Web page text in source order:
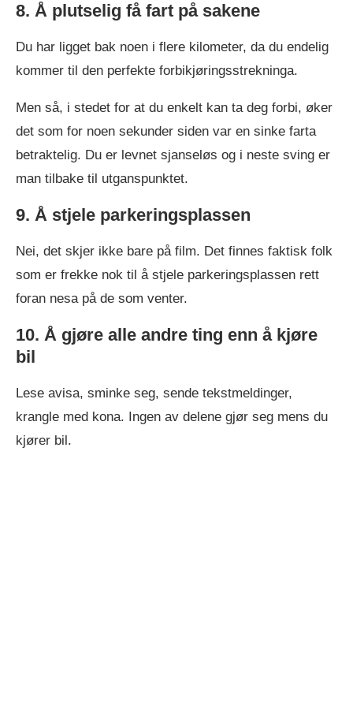
8. Å plutselig få fart på sakene
Du har ligget bak noen i flere kilometer, da du endelig
kommer til den perfekte forbikjøringsstrekninga.
Men så, i stedet for at du enkelt kan ta deg forbi, øker
det som for noen sekunder siden var en sinke farta
betraktelig. Du er levnet sjanseløs og i neste sving er
man tilbake til utganspunktet.
9. Å stjele parkeringsplassen
Nei, det skjer ikke bare på film. Det finnes faktisk folk
som er frekke nok til å stjele parkeringsplassen rett
foran nesa på de som venter.
10. Å gjøre alle andre ting enn å kjøre
bil
Lese avisa, sminke seg, sende tekstmeldinger,
krangle med kona. Ingen av delene gjør seg mens du
kjører bil.